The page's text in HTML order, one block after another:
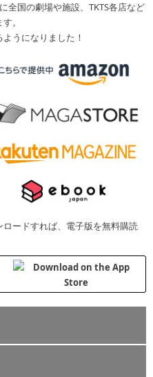
全国の劇場や施設、TKTS各店など
。
うになりました！
ードすれば、電子版を無料購読